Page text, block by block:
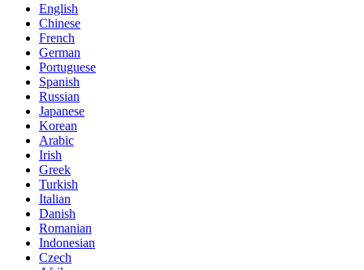
English
Chinese
French
German
Portuguese
Spanish
Russian
Japanese
Korean
Arabic
Irish
Greek
Turkish
Italian
Danish
Romanian
Indonesian
Czech